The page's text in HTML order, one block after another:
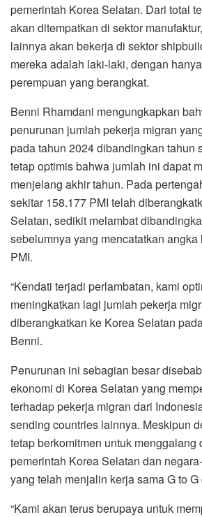
pemerintah Korea Selatan. Dari total
akan ditempatkan di sektor
lainnya akan bekerja di sektor
mereka adalah laki-laki, dengan
perempuan yang berangkat.
Benni Rhamdani mengungkapkan
penurunan jumlah pekerja migran
pada tahun 2024 dibandingkan tahun
tetap optimis bahwa jumlah ini dapat
menjelang akhir tahun. Pada
sekitar 158.177 PMI telah
Selatan, sedikit melambat
sebelumnya yang mencatatkan
PMI.
“Kendati terjadi perlambatan, kami
meningkatkan lagi jumlah pekerja
diberangkatkan ke Korea Selatan
Benni.
Penurunan ini sebagian besar
ekonomi di Korea Selatan yang
terhadap pekerja migran dari
sending countries lainnya. Meskipun
tetap berkomitmen untuk menggalang
pemerintah Korea Selatan dan
yang telah menjalin kerja sama G to
“Kami akan terus berupaya untuk